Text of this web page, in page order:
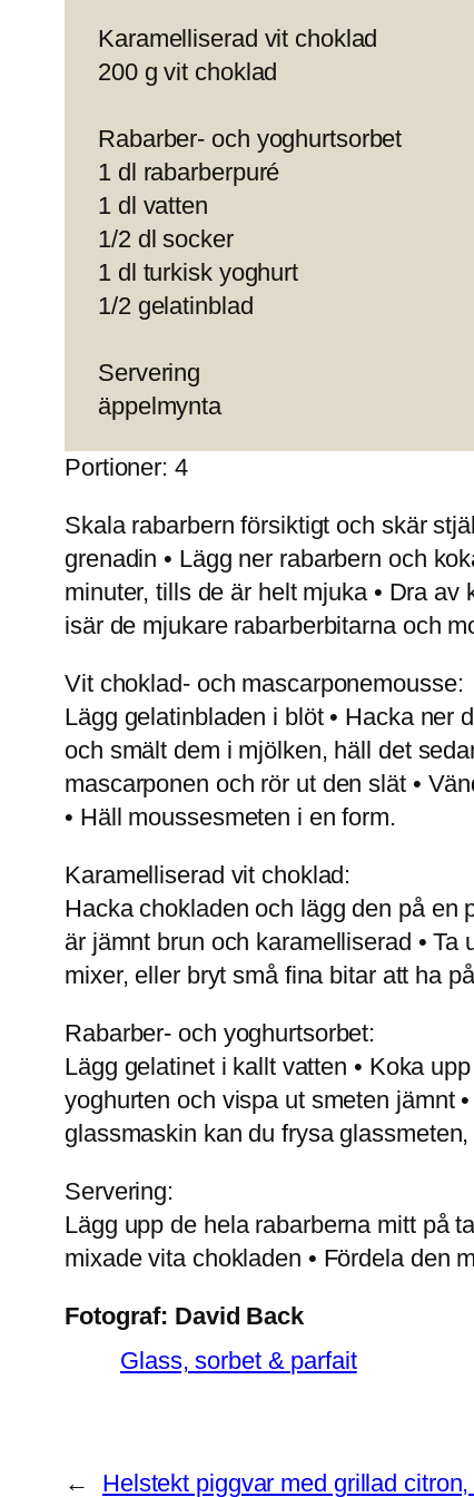
Karamelliserad vit choklad
200 g vit choklad
Rabarber- och yoghurtsorbet
1 dl rabarberpuré
1 dl vatten
1/2 dl socker
1 dl turkisk yoghurt
1/2 gelatinblad
Servering
äppelmynta
Portioner: 4
Skala rabarbern försiktigt och skär
grenadin • Lägg ner rabarbern och
minuter, tills de är helt mjuka • Dra
isär de mjukare rabarberbitarna och
Vit choklad- och mascarponemousse:
Lägg gelatinbladen i blöt • Hacka ner
och smält dem i mjölken, häll det
mascarponen och rör ut den slät •
• Häll moussesmeten i en form.
Karamelliserad vit choklad:
Hacka chokladen och lägg den på en
är jämnt brun och karamelliserad •
mixer, eller bryt små fina bitar att ha
Rabarber- och yoghurtsorbet:
Lägg gelatinet i kallt vatten • Koka
yoghurten och vispa ut smeten jämnt
glassmaskin kan du frysa
Servering:
Lägg upp de hela rabarberna mitt på
mixade vita chokladen • Fördela den
Fotograf: David Back
Glass, sorbet & parfait
← Helstekt piggvar med grillad